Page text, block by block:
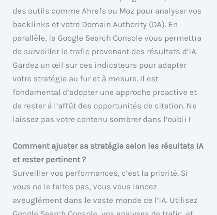
des outils comme Ahrefs ou Moz pour analyser vos
backlinks et votre Domain Authority (DA). En
parallèle, la Google Search Console vous permettra
de surveiller le trafic provenant des résultats d’IA.
Gardez un œil sur ces indicateurs pour adapter
votre stratégie au fur et à mesure. Il est
fondamental d’adopter une approche proactive et
de rester à l’affût des opportunités de citation. Ne
laissez pas votre contenu sombrer dans l’oubli !
Comment ajuster sa stratégie selon les résultats IA
et rester pertinent ?
Surveiller vos performances, c’est la priorité. Si
vous ne le faites pas, vous vous lancez
aveuglément dans le vaste monde de l’IA. Utilisez